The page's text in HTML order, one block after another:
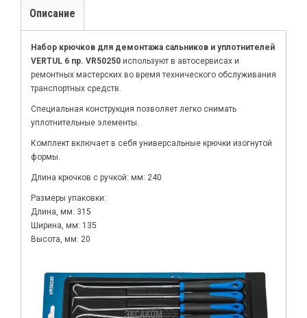
Описание
Набор крючков для демонтажа сальников и уплотнителей
VERTUL 6 пр. VR50250 используют в автосервисах и
ремонтных мастерских во время технического обслуживания
транспортных средств.
Специальная конструкция позволяет легко снимать
уплотнительные элементы.
Комплект включает в себя универсальные крючки изогнутой
формы.
Длина крючков с ручкой: мм: 240
Размеры упаковки:
Длина, мм: 315
Ширина, мм: 135
Высота, мм: 20